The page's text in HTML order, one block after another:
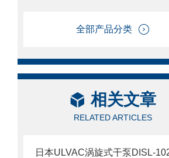
全部产品分类
相关文章
RELATED ARTICLES